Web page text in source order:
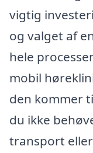
vigtig
og valget af
hele
mobil
den kommer
du ikke
transport